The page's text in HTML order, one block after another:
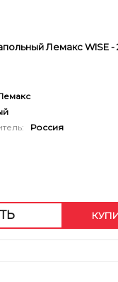
Лемакс WISE -
Россия